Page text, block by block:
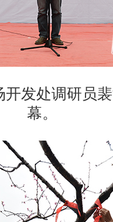
发处调研员
幕。